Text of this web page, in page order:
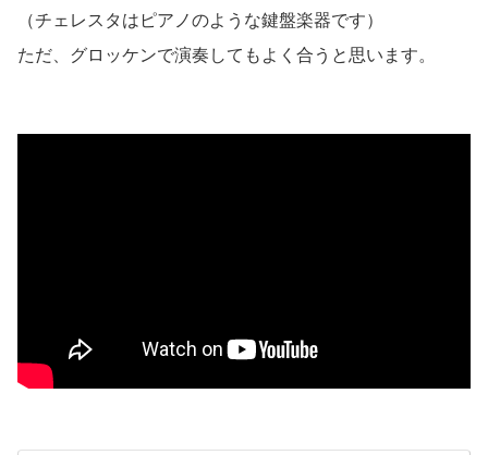
（チェレスタはピアノのような鍵盤楽器です）
ただ、グロッケンで演奏してもよく合うと思います。